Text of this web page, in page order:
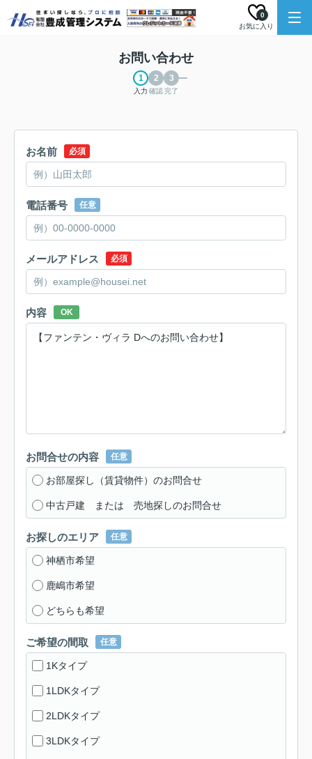
お気に入り
0
お問い合わせ
入力 確認完了
お名前 必須
電話番号 任意
メールアドレス 必須
内容 OK
お問合せの内容 任意
お部屋探し（賃貸物件）のお問合せ
中古戸建 または 売地探しのお問合せ
お探しのエリア 任意
神栖市希望
鹿嶋市希望
どちらも希望
ご希望の間取 任意
1Kタイプ
1LDKタイプ
2LDKタイプ
3LDKタイプ